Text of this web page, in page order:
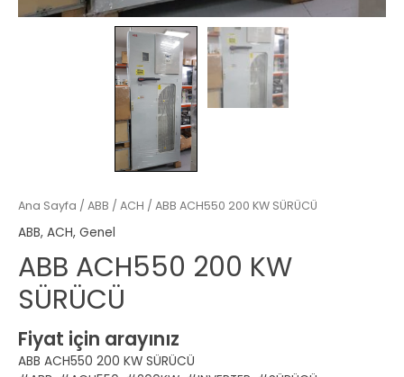
Ana Sayfa / ABB / ACH / ABB ACH550 200 KW SÜRÜCÜ
ABB, ACH, Genel
ABB ACH550 200 KW
SÜRÜCÜ
Fiyat için arayınız
ABB ACH550 200 KW SÜRÜCÜ